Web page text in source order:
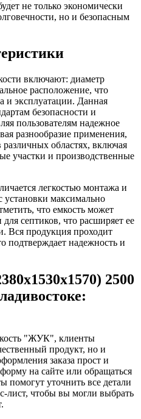
не только экономически
но и безопасным
включают: диаметр
расположение, что
и эксплуатации. Данная
безопасности и
пользователям надежное
разнообразие применения,
областях, включая
участки и производственные
легкостью монтажа и
установки максимально
что емкость может
септиков, что расширяет ее
Вся продукция проходит
подтверждает надежность и
2500
"ЖУК", клиенты
продукт, но и
заказа прост и
на сайте или обращаться
уточнить все детали
лист, чтобы вы могли выбрать